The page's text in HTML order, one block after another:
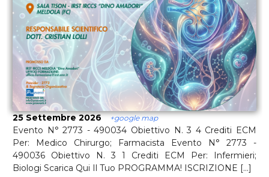
25 Settembre 2026 +google map
Evento N° 2773 - 490034 Obiettivo N. 3 4 Crediti ECM
Per: Medico Chirurgo; Farmacista Evento N° 2773 -
490036 Obiettivo N. 3 1 Crediti ECM Per: Infermieri;
Biologi Scarica Qui Il Tuo PROGRAMMA! ISCRIZIONE [...]